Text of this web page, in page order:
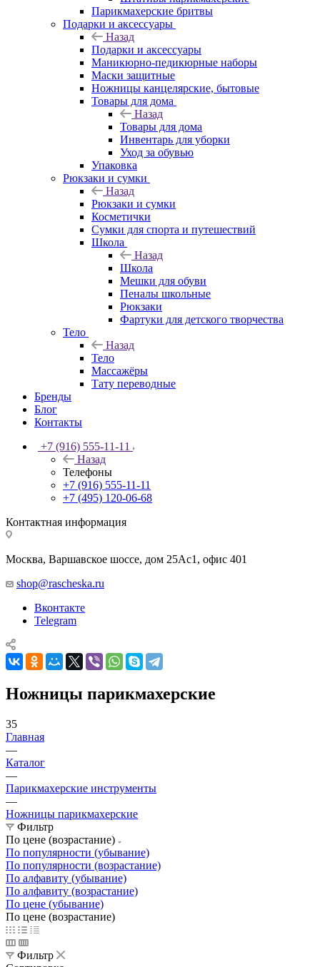
Парикмахерские бритвы
Подарки и аксессуары
Назад
Подарки и аксессуары
Маникюрно-педикюрные наборы
Маски защитные
Ножницы канцелярские, бытовые
Товары для дома
Назад
Товары для дома
Инвентарь для уборки
Уход за обувью
Упаковка
Рюкзаки и сумки
Назад
Рюкзаки и сумки
Косметички
Сумки для спорта и путешествий
Школа
Назад
Школа
Мешки для обуви
Пеналы школьные
Рюкзаки
Фартуки для детского творчества
Тело
Назад
Тело
Массажёры
Тату переводные
Бренды
Блог
Контакты
+7 (916) 555-11-11
Назад
Телефоны
+7 (916) 555-11-11
+7 (495) 120-06-68
Контактная информация
Москва, Варшавское шоссе, дом 25Аc1, офис 401
shop@rascheska.ru
Вконтакте
Telegram
Ножницы парикмахерские
35
Главная
—
Каталог
—
Парикмахерские инструменты
—
Ножницы парикмахерские
Фильтр
По цене (возрастание)
По популярности (убывание)
По популярности (возрастание)
По алфавиту (убывание)
По алфавиту (возрастание)
По цене (убывание)
По цене (возрастание)
Фильтр